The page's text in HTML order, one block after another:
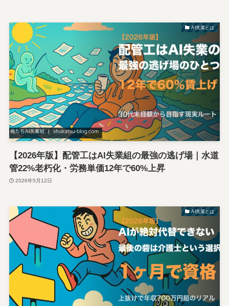
AI失業とは
【2026年版】配管工はAI失業組の最強の逃げ場｜水道
管22%老朽化・労務単価12年で60%上昇
2026年5月12日
AI失業とは